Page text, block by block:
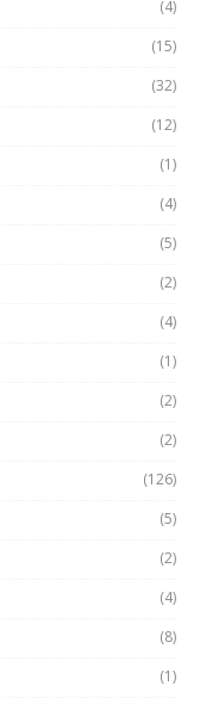
(4)
(15)
(32)
(12)
(1)
(4)
(5)
(2)
(4)
(1)
(2)
(2)
(126)
(5)
(2)
(4)
(8)
(1)